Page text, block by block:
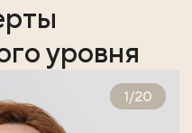
уровня
1/20